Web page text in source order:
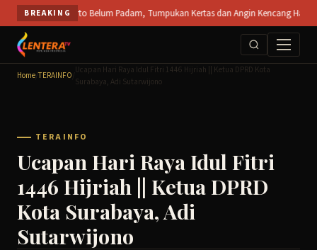
Skip
to
content
BREAKING
PT SPS Mojokerto Belum Padam, Tumpukan Kertas dan Angin Kencang
Home /TERAINFO
Ucapan Hari Raya Idul Fitri 1446 Hijriah || Ketua DPRD Kota
Surabaya, Adi Sutarwijono
TERAINFO
Ucapan Hari Raya Idul Fitri
1446 Hijriah || Ketua DPRD
Kota Surabaya, Adi
Sutarwijono